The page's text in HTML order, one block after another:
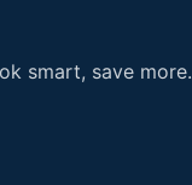
smart, save more.